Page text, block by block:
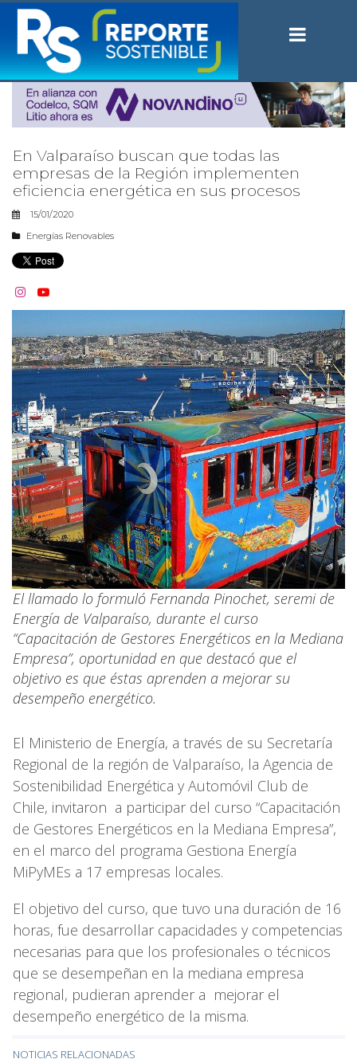
En Valparaíso buscan que todas las
empresas de la Región implementen
eficiencia energética en sus procesos
15/01/2020
Energías Renovables
 
El llamado lo formuló Fernanda Pinochet, seremi de
Energía de Valparaíso, durante el curso
“Capacitación de Gestores Energéticos en la Mediana
Empresa”, oportunidad en que destacó que el
objetivo es que éstas aprenden a mejorar su
desempeño energético.
El Ministerio de Energía, a través de su Secretaría
Regional de la región de Valparaíso, la Agencia de
Sostenibilidad Energética y Automóvil Club de
Chile, invitaron a participar del curso “Capacitación
de Gestores Energéticos en la Mediana Empresa”,
en el marco del programa Gestiona Energía
MiPyMEs a 17 empresas locales.
El objetivo del curso, que tuvo una duración de 16
horas, fue desarrollar capacidades y competencias
necesarias para que los profesionales o técnicos
que se desempeñan en la mediana empresa
regional, pudieran aprender a mejorar el
desempeño energético de la misma.
NOTICIAS RELACIONADAS